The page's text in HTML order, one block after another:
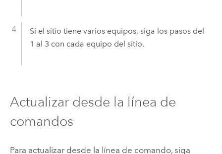
Si el sitio tiene varios equipos, siga los pasos del
1 al 3 con cada equipo del sitio.
Actualizar desde la línea de
comandos
Para actualizar desde la línea de comando, siga